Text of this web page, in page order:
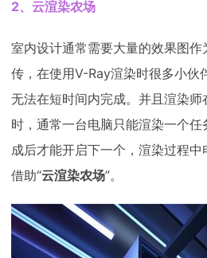
2、云渲染农场
室内设计通常需要大量的效果图
传，在使用V-Ray渲染时很多小伙
无法在短时间内完成。并且渲染
时，通常一台电脑只能渲染一个
成后才能开启下一个，渲染过程
借助“云渲染农场”。